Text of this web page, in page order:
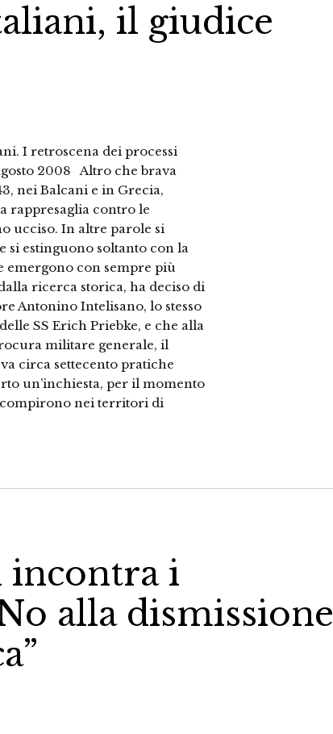
il giudice
I retroscena dei processi
2008 Altro che brava
nei Balcani e in Grecia,
rappresaglia contro le
ucciso. In altre parole si
estinguono soltanto con la
emergono con sempre più
ricerca storica, ha deciso di
Antonino Intelisano, lo stesso
SS Erich Priebke, e che alla
militare generale, il
circa settecento pratiche
un’inchiesta, per il momento
nei territori di
i
alla dismissione